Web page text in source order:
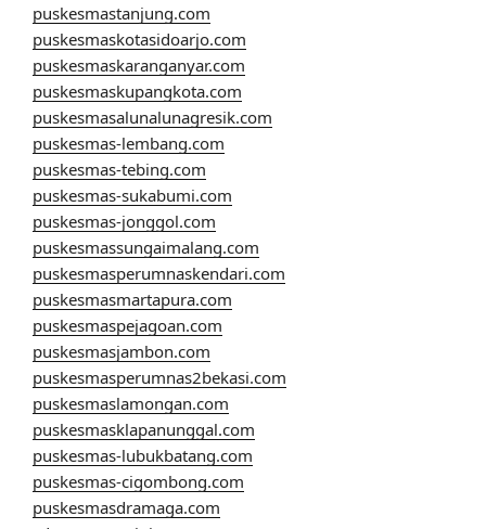
puskesmastanjung.com
puskesmaskotasidoarjo.com
puskesmaskaranganyar.com
puskesmaskupangkota.com
puskesmasalunalunagresik.com
puskesmas-lembang.com
puskesmas-tebing.com
puskesmas-sukabumi.com
puskesmas-jonggol.com
puskesmassungaimalang.com
puskesmasperumnaskendari.com
puskesmasmartapura.com
puskesmaspejagoan.com
puskesmasjambon.com
puskesmasperumnas2bekasi.com
puskesmaslamongan.com
puskesmasklapanunggal.com
puskesmas-lubukbatang.com
puskesmas-cigombong.com
puskesmasdramaga.com